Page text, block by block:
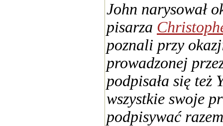
John narysował
pisarza
poznali przy
prowadzonej
podpisała się
wszystkie swoje
podpisywać